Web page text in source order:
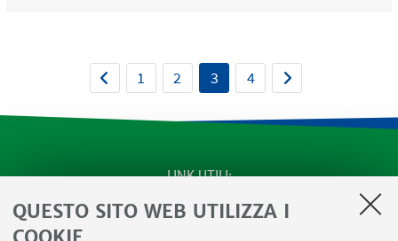
QUESTO SITO WEB UTILIZZA I
1 2 3 4
LINK UTILI
SEMINARI del Dipartimento
MAT info - Informazioni per gli afferenti al Dipartimento